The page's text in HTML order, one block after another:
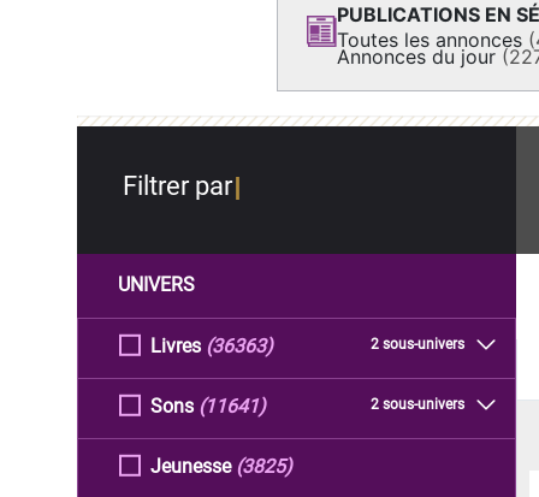
PUBLICATIONS EN
Toutes les annonces
Annonces du jour
Filtrer par
UNIVERS
Livres 2 sous-univers
(36363)
Sons 2 sous-univers
(11641)
Jeunesse (3825)